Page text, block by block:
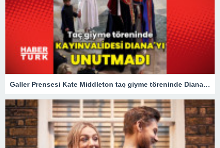
Galler Prensesi Kate Middleton taç giyme töreninde Diana'yı unutmadı